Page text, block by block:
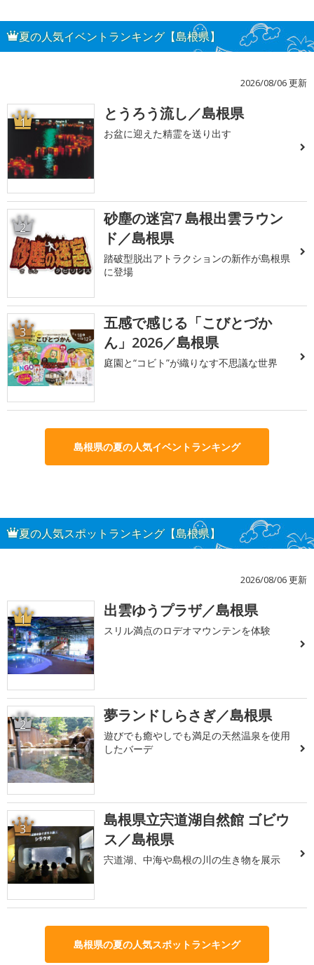
夏の人気イベントランキング【島根県】
2026/08/06 更新
1 とうろう流し／島根県
お盆に迎えた精霊を送り出す
2
砂塵の迷宮7 島根出雲ラウン
ド／島根県
踏破型脱出アトラクションの新作が島根県
に登場
3
五感で感じる「こびとづか
ん」2026／島根県
庭園と“コビト”が織りなす不思議な世界
島根県の夏の人気イベントランキング
夏の人気スポットランキング【島根県】
2026/08/06 更新
1 出雲ゆうプラザ／島根県
スリル満点のロデオマウンテンを体験
2 夢ランドしらさぎ／島根県
遊びでも癒やしでも満足の天然温泉を使用
したバーデ
3
島根県立宍道湖自然館 ゴビウ
ス／島根県
宍道湖、中海や島根の川の生き物を展示
島根県の夏の人気スポットランキング